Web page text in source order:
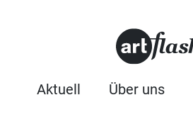
Aktuell Über uns